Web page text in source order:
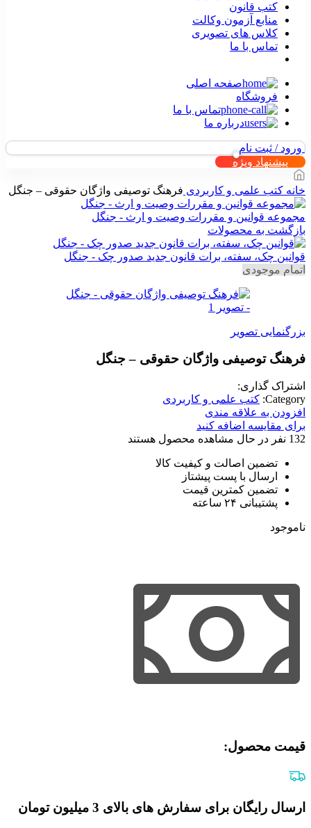
کتب قانون
منابع آزمون وکالت
کلاس های تصویری
تماس با ما
صفحه اصلی
فروشگاه
تماس با ما
درباره ما
ورود / ثبت نام
پیشنهاد ویژه
خانه کتب علمی و کاربردی فرهنگ توصیفی واژگان حقوقی – جنگل
مجموعه قوانین و مقررات وصیت و ارث - جنگل
بازگشت به محصولات
قوانین چک، سفته، برات قانون جدید صدور چک - جنگل
اتمام موجودی
بزرگنمایی تصویر
فرهنگ توصیفی واژگان حقوقی – جنگل
اشتراک گذاری:
Category: کتب علمی و کاربردی
افزودن به علاقه مندی
برای مقایسه اضافه کنید
132 نفر در حال مشاهده محصول هستند
تضمین اصالت و کیفیت کالا
ارسال با پست پیشتاز
تضمین کمترین قیمت
پشتیبانی ۲۴ ساعته
ناموجود
قیمت محصول:​
ارسال رایگان برای سفارش های بالای 3 میلیون تومان